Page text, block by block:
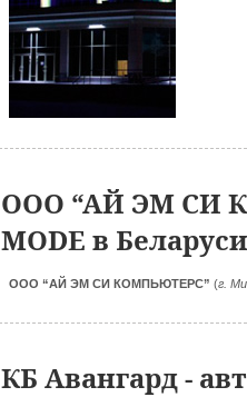
ООО “АЙ ЭМ СИ
MODE в Беларуси
ООО “АЙ ЭМ СИ КОМПЬЮТЕРС” (г.
КБ Авангард -